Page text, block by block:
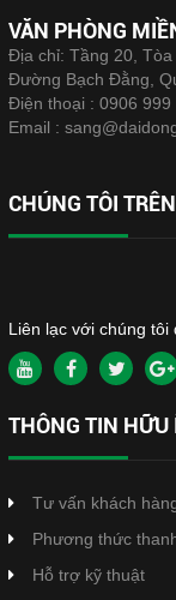
VĂN PHÒNG
Địa chỉ: Tầng 20, Tòa
Đường Bạch Đằng,
Điện thoại : 0906 999
Email :
CHÚNG TÔI
Liên lạc với chúng tôi
THÔNG TIN HỮU
Tư vấn khách
Phương thức
Hỗ trợ kỹ thuật